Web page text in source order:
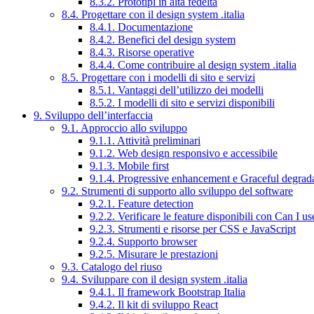
8.4. Progettare con il design system .italia
8.4.1. Documentazione
8.4.2. Benefici del design system
8.4.3. Risorse operative
8.4.4. Come contribuire al design system .italia
8.5. Progettare con i modelli di sito e servizi
8.5.1. Vantaggi dell’utilizzo dei modelli
8.5.2. I modelli di sito e servizi disponibili
9. Sviluppo dell’interfaccia
9.1. Approccio allo sviluppo
9.1.1. Attività preliminari
9.1.2. Web design responsivo e accessibile
9.1.3. Mobile first
9.1.4. Progressive enhancement e Graceful
9.2. Strumenti di supporto allo sviluppo del software
9.2.1. Feature detection
9.2.2. Verificare le feature disponibili con Can I
9.2.3. Strumenti e risorse per CSS e JavaScript
9.2.4. Supporto browser
9.2.5. Misurare le prestazioni
9.3. Catalogo del riuso
9.4. Sviluppare con il design system .italia
9.4.1. Il framework Bootstrap Italia
9.4.2. Il kit di sviluppo React